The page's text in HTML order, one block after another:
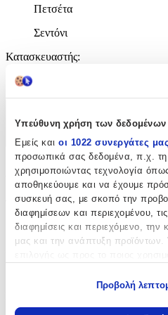
Υπεύθυνη χρήση των δεδομένων
Εμείς και οι 1022 συνεργάτες μας
προσωπικά σας δεδομένα, π.χ. τη
χρησιμοποιώντας τεχνολογία
αποθηκεύουμε και να έχουμε
συσκευή σας, με σκοπό την
διαφημίσεων και περιεχομένου,
διαφημίσεις και περιεχόμενο, την
μας και την ανάπτυξη προϊόντων.
Προβολή
Πετσέτα
Σεντόνι
Κατασκευαστής:
Χαρακτηριστικά
+
Χαρακτηριστικά
Φύλο:
Κορίτσι
Χρώμα